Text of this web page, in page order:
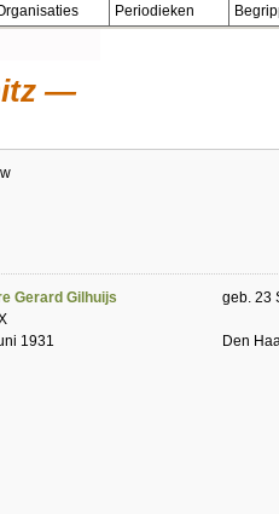
Periodieken
Gerard Gilhuijs
geb. 23
1931 Den